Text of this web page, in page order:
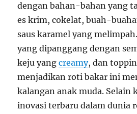
dengan bahan-bahan yang
es krim, cokelat, buah-
saus karamel yang
yang dipanggang dengan
keju yangcreamy, dan
menjadikan roti bakar ini
kalangan anak muda. Selain
inovasi terbaru dalam dunia